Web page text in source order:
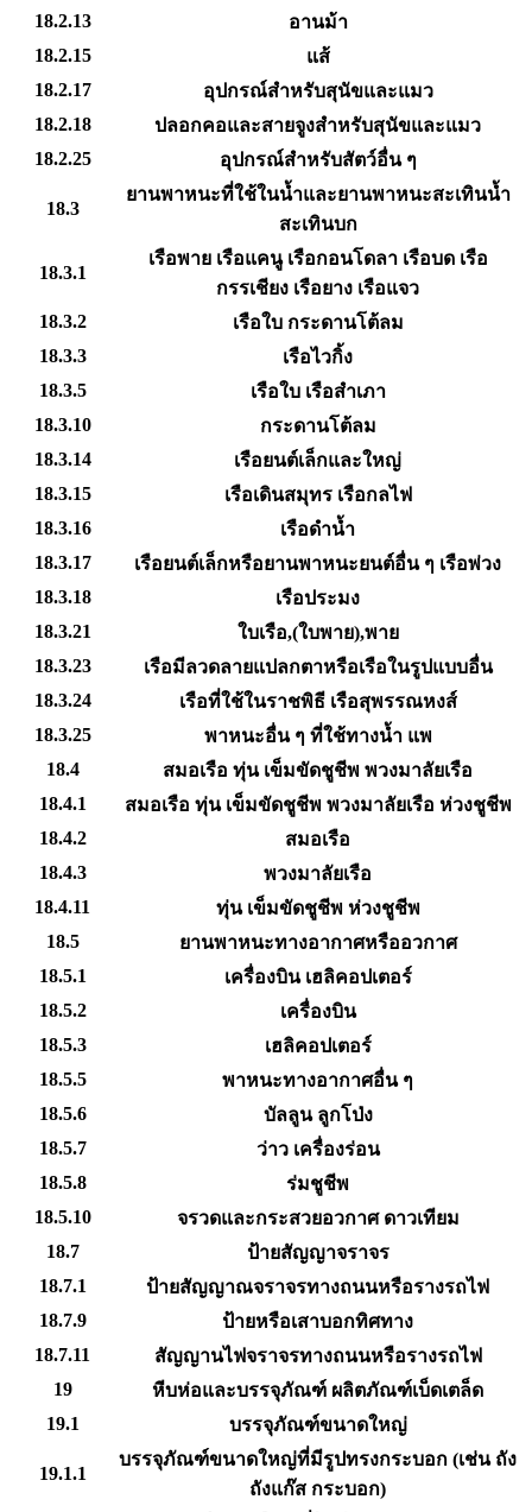
18.2.13
อานม้า
18.2.15
แส้
18.2.17
อุปกรณ์สำหรับสุนัขและแมว
18.2.18
ปลอกคอและสายจูงสำหรับสุนัขและแมว
18.2.25
อุปกรณ์สำหรับสัตว์อื่น ๆ
18.3
ยานพาหนะที่ใช้ในน้ำและยานพาหนะสะเทินน้ำ
สะเทินบก
18.3.1
เรือพาย เรือแคนู เรือกอนโดลา เรือบด เรือ
กรรเชียง เรือยาง เรือแจว
18.3.2
เรือใบ กระดานโต้ลม
18.3.3
เรือไวกิ้ง
18.3.5
เรือใบ เรือสำเภา
18.3.10
กระดานโต้ลม
18.3.14
เรือยนต์เล็กและใหญ่
18.3.15
เรือเดินสมุทร เรือกลไฟ
18.3.16
เรือดำน้ำ
18.3.17
เรือยนต์เล็กหรือยานพาหนะยนต์อื่น ๆ เรือพ่วง
18.3.18
เรือประมง
18.3.21
ใบเรือ,(ใบพาย),พาย
18.3.23
เรือมีลวดลายแปลกตาหรือเรือในรูปแบบอื่น
18.3.24
เรือที่ใช้ในราชพิธี เรือสุพรรณหงส์
18.3.25
พาหนะอื่น ๆ ที่ใช้ทางน้ำ แพ
18.4
สมอเรือ ทุ่น เข็มขัดชูชีพ พวงมาลัยเรือ
18.4.1
สมอเรือ ทุ่น เข็มขัดชูชีพ พวงมาลัยเรือ ห่วงชูชีพ
18.4.2
สมอเรือ
18.4.3
พวงมาลัยเรือ
18.4.11
ทุ่น เข็มขัดชูชีพ ห่วงชูชีพ
18.5
ยานพาหนะทางอากาศหรืออวกาศ
18.5.1
เครื่องบิน เฮลิคอปเตอร์
18.5.2
เครื่องบิน
18.5.3
เฮลิคอปเตอร์
18.5.5
พาหนะทางอากาศอื่น ๆ
18.5.6
บัลลูน ลูกโป่ง
18.5.7
ว่าว เครื่องร่อน
18.5.8
ร่มชูชีพ
18.5.10
จรวดและกระสวยอวกาศ ดาวเทียม
18.7
ป้ายสัญญาจราจร
18.7.1
ป้ายสัญญาณจราจรทางถนนหรือรางรถไฟ
18.7.9
ป้ายหรือเสาบอกทิศทาง
18.7.11
สัญญานไฟจราจรทางถนนหรือรางรถไฟ
19
หีบห่อและบรรจุภัณฑ์ ผลิตภัณฑ์เบ็ดเตล็ด
19.1
บรรจุภัณฑ์ขนาดใหญ่
19.1.1
บรรจุภัณฑ์ขนาดใหญ่ที่มีรูปทรงกระบอก (เช่น ถัง
ถังแก๊ส กระบอก)